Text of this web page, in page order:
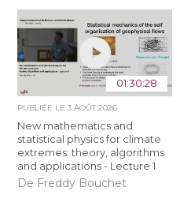
01:30:28
PUBLIÉE LE3 AOÛT 2026
New mathematics and
statistical physics for climate
extremes: theory, algorithms
and applications - Lecture 1
De Freddy Bouchet